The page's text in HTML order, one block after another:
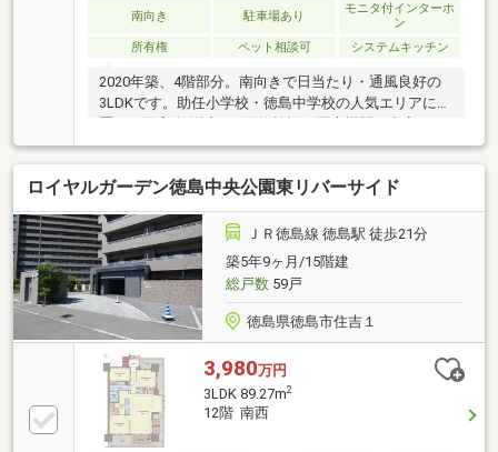
南向き 駐車場あり
モニタ付インターホ
ン
所有権
ペット相談可 システムキッチン
2020年築、4階部分。南向きで日当たり・通風良好の
3LDKです。助任小学校・徳島中学校の人気エリアに位
ートロック・宅配ボックス完備のマンションです。ペ
ット飼育可（規約による制限あり）のため、大切なご
家族と一緒に新生活をスタートできます。室内は大変
丁寧に使用されており、そのままご入居いただけま
す。
ロイヤルガーデン徳島中央公園東リバーサイド
ＪＲ徳島線 徳島駅 徒歩21分
築5年9ヶ月/15階建
総戸数59戸
徳島県徳島市住吉１
3,980万円
3LDK 89.27m2
12階 南西